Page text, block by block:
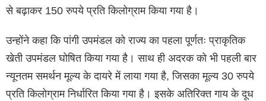
से बढ़ाकर 150 रुपये प्रति किलोग्राम किया गया है।
उन्होंने कहा कि पांगी उपमंडल को राज्य का पहला पूर्णतः प्राकृतिक
खेती उपमंडल घोषित किया गया है। साथ ही अदरक को भी पहली बार
न्यूनतम समर्थन मूल्य के दायरे में लाया गया है, जिसका मूल्य 30 रुपये
प्रति किलोग्राम निर्धारित किया गया है। इसके अतिरिक्त गाय के दूध